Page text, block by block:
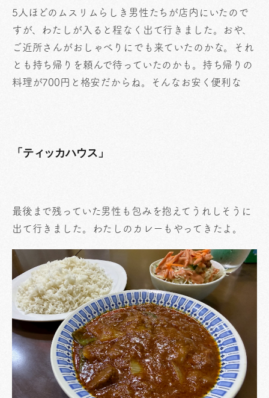
5人ほどのムスリムらしき男性たちが店内にいたので
すが、わたしが入ると程なく出て行きました。おや、
ご近所さんがおしゃべりにでも来ていたのかな。それ
とも持ち帰りを頼んで待っていたのかも。持ち帰りの
料理が700円と格安だからね。そんなお安く便利な
「ティッカハウス」
最後まで残っていた男性も包みを抱えてうれしそうに
出て行きました。わたしのカレーもやってきたよ。